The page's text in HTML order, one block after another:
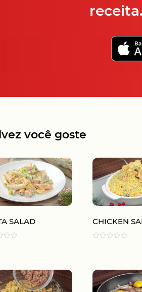
você goste
SALAD CHICKEN